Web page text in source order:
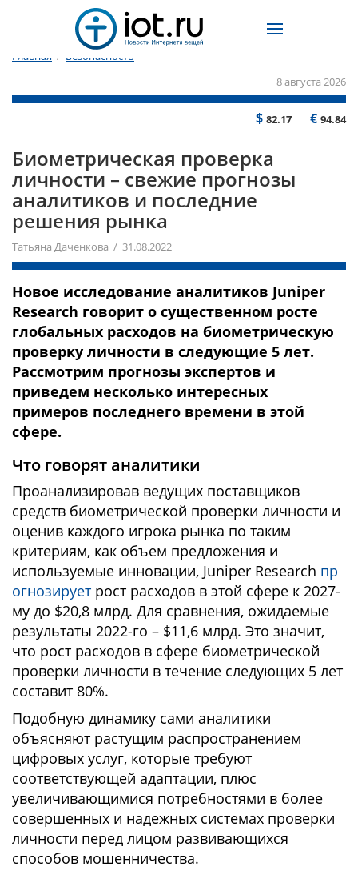
Главная / Безопасность
8 августа 2026
$ 82.17 € 94.84
Биометрическая проверка
личности – свежие прогнозы
аналитиков и последние
решения рынка
Татьяна Даченкова / 31.08.2022
Новое исследование аналитиков Juniper
Research говорит о существенном росте
глобальных расходов на биометрическую
проверку личности в следующие 5 лет.
Рассмотрим прогнозы экспертов и
приведем несколько интересных
примеров последнего времени в этой
сфере.
Что говорят аналитики
Проанализировав ведущих поставщиков
средств биометрической проверки личности и
оценив каждого игрока рынка по таким
критериям, как объем предложения и
используемые инновации, Juniper Research пр
огнозирует рост расходов в этой сфере к 2027-
му до $20,8 млрд. Для сравнения, ожидаемые
результаты 2022-го – $11,6 млрд. Это значит,
что рост расходов в сфере биометрической
проверки личности в течение следующих 5 лет
составит 80%.
Подобную динамику сами аналитики
объясняют растущим распространением
цифровых услуг, которые требуют
соответствующей адаптации, плюс
увеличивающимися потребностями в более
совершенных и надежных системах проверки
личности перед лицом развивающихся
способов мошенничества.